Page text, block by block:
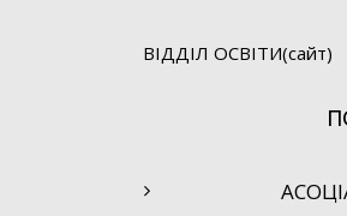
ВІДДІЛ ОСВІТИ(сайт)